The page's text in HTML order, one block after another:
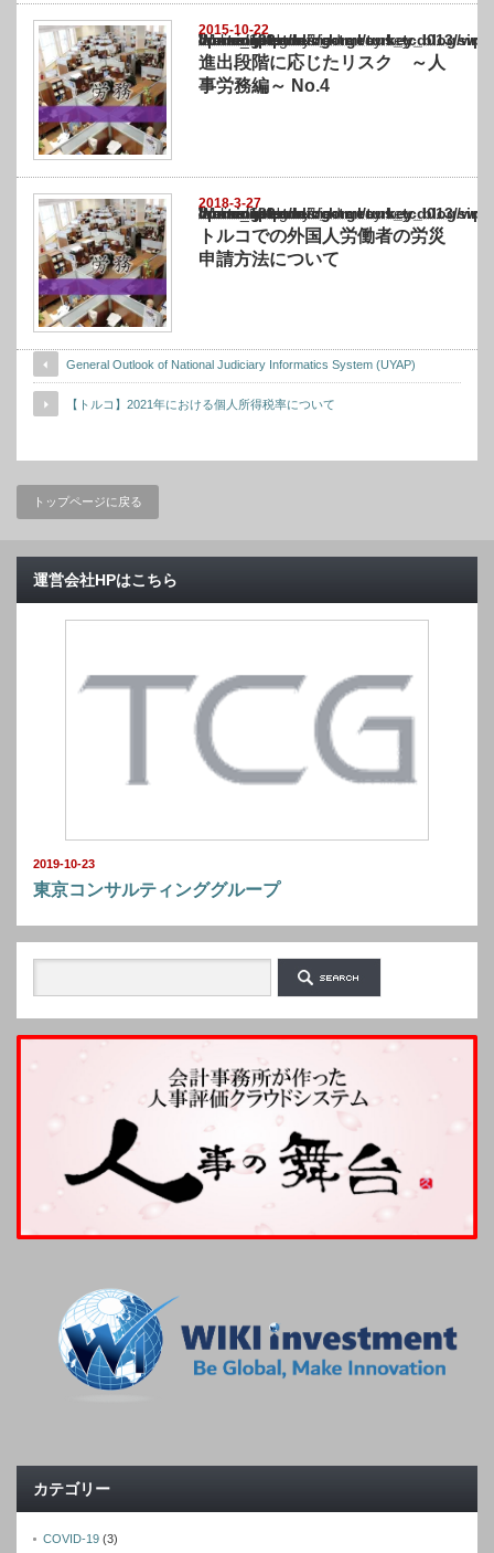
2015-10-22
Warning
: Undefined array key "show_category" in
/home/netst/kuno-cpa.co.jp/public_html/turkey_blog/wp-content/themes/
on line183
進出段階に応じたリスク ～人
事労務編～ No.4
2018-3-27
Warning
: Undefined array key "show_category" in
/home/netst/kuno-cpa.co.jp/public_html/turkey_blog/wp-content/themes/
on line183
トルコでの外国人労働者の労災
申請方法について
General Outlook of National Judiciary Informatics System (UYAP)
【トルコ】2021年における個人所得税率について
トップページに戻る
運営会社HPはこちら
2019-10-23
東京コンサルティンググループ
カテゴリー
COVID-19 (3)